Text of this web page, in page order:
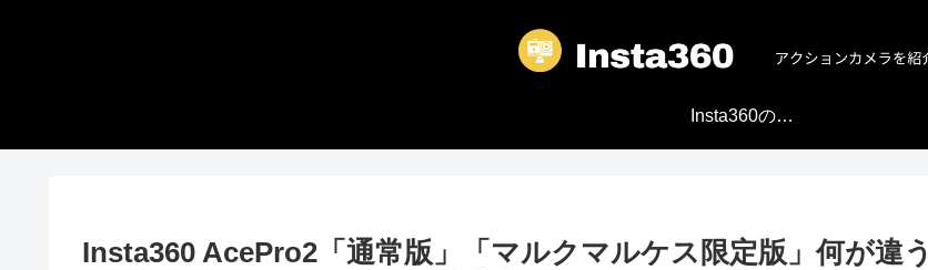
Insta360の魅力！
Insta360 AcePro2「通常版」「マルクマルケス限定版」何が違う